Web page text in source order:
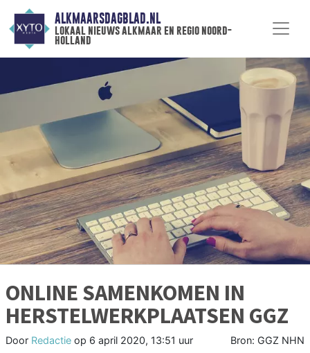
ALKMAARSDAGBLAD.NL
lokaal nieuws alkmaar en regio noord-
holland
ONLINE SAMENKOMEN IN
HERSTELWERKPLAATSEN GGZ
Door Redactie op 6 april 2020, 13:51 uur Bron: GGZ NHN